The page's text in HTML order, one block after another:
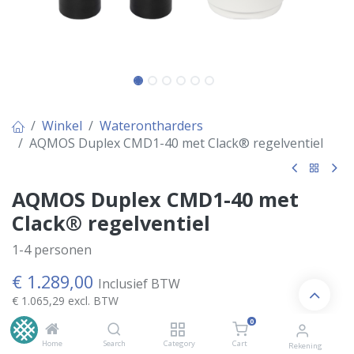
Home Search Category
0
Cart Rekening
Winkel
Waterontharders
AQMOS Duplex CMD1-40 met Clack® regelventiel
AQMOS Duplex CMD1-40 met
Clack® regelventiel
1-4 personen
€ 1.289,00 Inclusief BTW
€ 1.065,29 excl. BTW